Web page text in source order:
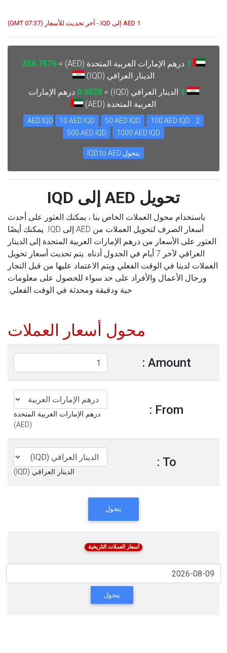
1 AED إلى IQD - آخر تحديث للأسعار (07:37 GMT)
1 درهم الإمارات العربية المتحدة (AED) =
356.7576
الدينار العراقي (IQD)
1 الدينار العراقي (IQD) = 0.0028 درهم الإمارات
العربية المتحدة (AED)
2 AED IQD
10 AED IQD 50 AED IQD
100 AED IQD
500 AED IQD
1000 AED IQD
يتحول IQD to AED
تحويل AED إلى IQD
باستخدام محول العملات الخاص بنا ، يمكنك العثور على أحدث
أسعار الصرف لتحويل العملات من AED إلى IQD. يمكنك أيضًا
العثور على الأسعار من درهم الإمارات العربية المتحدة إلى الدينار
العراقي لآخر 7 أيام في الجدول أدناه. يتم تحديث أسعار تحويل
العملات لدينا في الوقت الفعلي ويتم الاعتماد عليها من قبل التجار
ورجال الأعمال والأفراد على حد سواء للحصول على معلومات
حية ودقيقة ومحدثة في الوقت الفعلي.
محول أسعار العملات
Amount :
From :
درهم الإمارات العربية المتحدة
(AED)
To :
الدينار العراقي (IQD)
يتحول
أسعار العملات التاريخية
يتحول